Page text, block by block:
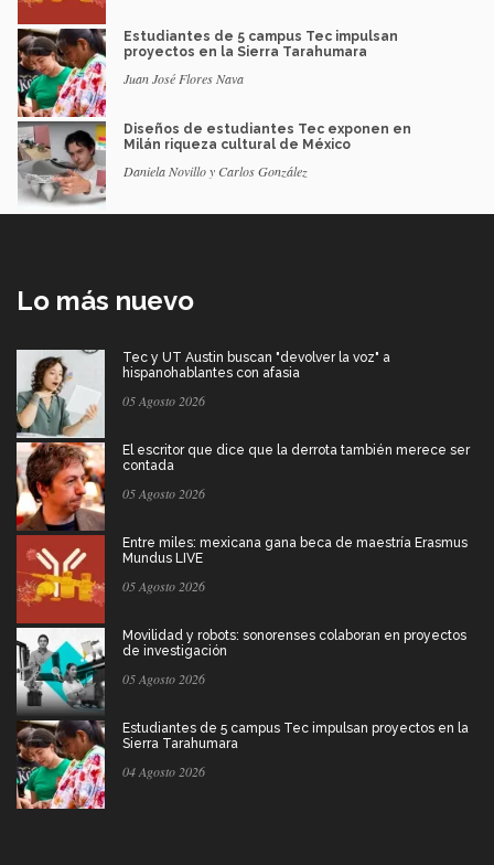
Estudiantes de 5 campus Tec impulsan
proyectos en la Sierra Tarahumara
Juan José Flores Nava
Diseños de estudiantes Tec exponen en
Milán riqueza cultural de México
Daniela Novillo y Carlos González
Lo más nuevo
Tec y UT Austin buscan "devolver la voz" a
hispanohablantes con afasia
05 Agosto 2026
El escritor que dice que la derrota también merece ser
contada
05 Agosto 2026
Entre miles: mexicana gana beca de maestría Erasmus
Mundus LIVE
05 Agosto 2026
Movilidad y robots: sonorenses colaboran en proyectos
de investigación
05 Agosto 2026
Estudiantes de 5 campus Tec impulsan proyectos en la
Sierra Tarahumara
04 Agosto 2026